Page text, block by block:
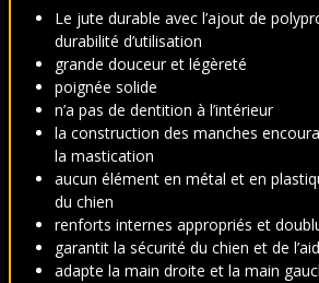
Le jute durable avec l’ajout de
durabilité d’utilisation
grande douceur et légèreté
poignée solide
n’a pas de dentition à l’intérieur
la construction des manches
la mastication
aucun élément en métal et en
du chien
renforts internes appropriés et
garantit la sécurité du chien et de
adapte la main droite et la main